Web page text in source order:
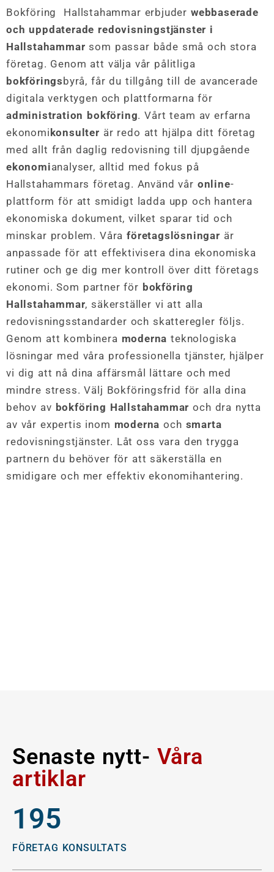
Bokföring Hallstahammar erbjuder webbaserade
och uppdaterade redovisningstjänster i
Hallstahammar som passar både små och stora
företag. Genom att välja vår pålitliga
bokföringsbyrå, får du tillgång till de avancerade
digitala verktygen och plattformarna för
administration bokföring. Vårt team av erfarna
ekonomi konsulter är redo att hjälpa ditt företag
med allt från daglig redovisning till djupgående
ekonomianalyser, alltid med fokus på
Hallstahammars företag. Använd vår online-
plattform för att smidigt ladda upp och hantera
ekonomiska dokument, vilket sparar tid och
minskar problem. Våraföretagslösningar är
anpassade för att effektivisera dina ekonomiska
rutiner och ge dig mer kontroll över ditt företags
ekonomi. Som partner för bokföring
Hallstahammar, säkerställer vi att alla
redovisningsstandarder och skatteregler följs.
Genom att kombinera moderna teknologiska
lösningar med våra professionella tjänster, hjälper
vi dig att nå dina affärsmål lättare och med
mindre stress. Välj Bokföringsfrid för alla dina
behov av bokföring Hallstahammar och dra nytta
av vår expertis inom moderna och smarta
redovisningstjänster. Låt oss vara den trygga
partnern du behöver för att säkerställa en
smidigare och mer effektiv ekonomihantering.
Senaste nytt- Våra
artiklar
195
FÖRETAG KONSULTATS